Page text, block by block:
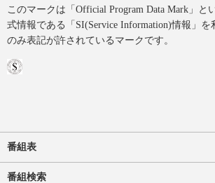
このマークは「Official Program Data Mark」と
式情報である「SI(Service Information)情報」
のみ表記が許されているマークです。
番組表
番組検索